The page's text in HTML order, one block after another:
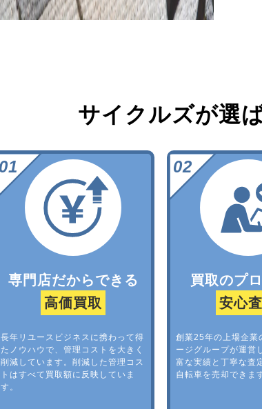
サイクルズが選
専門店だからできる
高価買取
長年リユースビジネスに携わって得
たノウハウで、管理コストを大きく
削減しています。削減した管理コス
トはすべて買取額に反映していま
す。
買取のプ
安心
創業25年の上場企業
ージグループが運営
富な実績と丁寧な査
自転車を売却できま